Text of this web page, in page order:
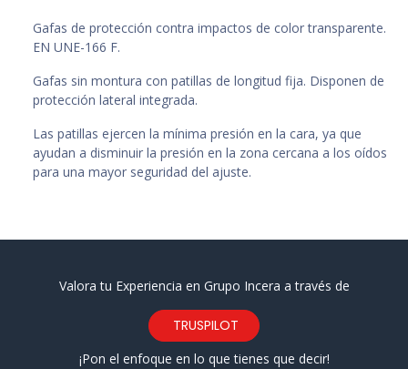
Gafas de protección contra impactos de color transparente.
EN UNE-166 F.
Gafas sin montura con patillas de longitud fija. Disponen de
protección lateral integrada.
Las patillas ejercen la mínima presión en la cara, ya que
ayudan a disminuir la presión en la zona cercana a los oídos
para una mayor seguridad del ajuste.
Valora tu Experiencia en Grupo Incera a través de
TRUSPILOT
¡Pon el enfoque en lo que tienes que decir!